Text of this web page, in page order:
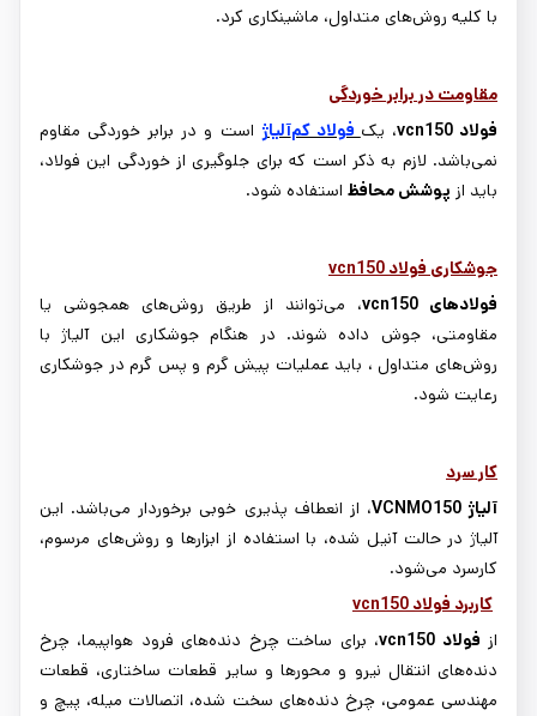
با کلیه روشهای متداول، ماشینکاری کرد.
مقاومت در برابر خوردگی
فولادvcn150، یک فولاد کمآلیاژ است و در برابر خوردگی مقاوم
نمیباشد. لازم به ذکر است که برای جلوگیری از خوردگی این فولاد،
باید از پوشش محافظ استفاده شود.
جوشکاری فولاد vcn150
فولادهای vcn150، میتوانند از طریق روشهای همجوشی یا
مقاومتی، جوش داده شوند. در هنگام جوشکاری این آلیاژ با
روشهای متداول ، باید عملیات پیش گرم و پس گرم در جوشکاری
رعایت شود.
کار سرد
آلیاژVCNMO150، از انعطاف پذیری خوبی برخوردار میباشد. این
آلیاژ در حالت آنیل شده، با استفاده از ابزارها و روشهای مرسوم،
کارسرد میشود.
کاربرد فولاد vcn150
از فولاد vcn150، برای ساخت چرخ دندههای فرود هواپیما، چرخ
دندههای انتقال نیرو و محورها و سایر قطعات ساختاری، قطعات
مهندسی عمومی، چرخ دندههای سخت شده، اتصالات میله، پیچ و